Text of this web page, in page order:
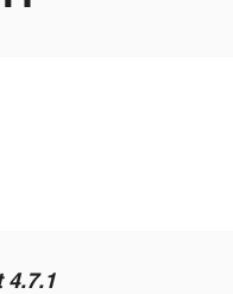
4.7.1